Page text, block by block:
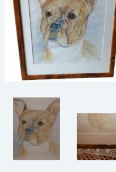
curiosa
schilderijen
porselein/aardewerk
medailles/munten/
ets/tekening/litho/
glaswerk